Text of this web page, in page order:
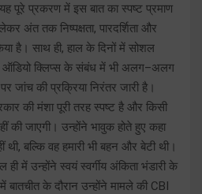
पूरे प्रकरण में इस बात का स्पष्ट प्रमाण
अंत तक निष्पक्षता, पारदर्शिता और
है। साथ ही, हाल के दिनों में सोशल
ऑडियो क्लिप्स के संबंध में भी अलग–अलग
जांच की प्रक्रिया निरंतर जारी है।
की मंशा पूरी तरह स्पष्ट है और किसी
की जाएगी। उन्होंने भावुक होते हुए कहा
बल्कि वह हमारी भी बहन और बेटी थी।
ही में उन्होंने स्वयं स्वर्गीय अंकिता भंडारी के
बातचीत के दौरान उन्होंने मामले की CBI